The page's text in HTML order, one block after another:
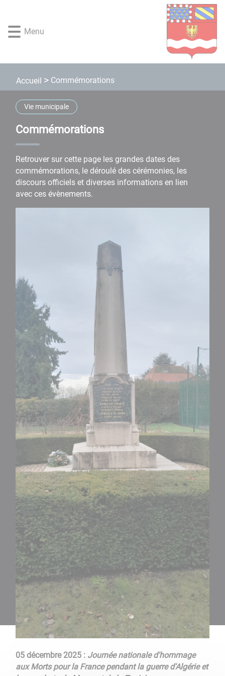
rapide
au
rapide
au
principal
rapide
recherche
rapide
au
de
Menu
Accueil Commémorations
Vie municipale
Commémorations
Retrouver sur cette page les grandes dates des
commémorations, le déroulé des cérémonies, les
discours officiels et diverses informations en lien
avec ces évènements.
05 décembre 2025 : Journée nationale d'hommage
aux Morts pour la France pendant la guerre d'Algérie et